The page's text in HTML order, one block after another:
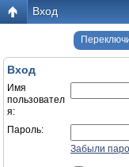
Вход
Вход
Имя
пользовател
я:
Пароль:
Забыли